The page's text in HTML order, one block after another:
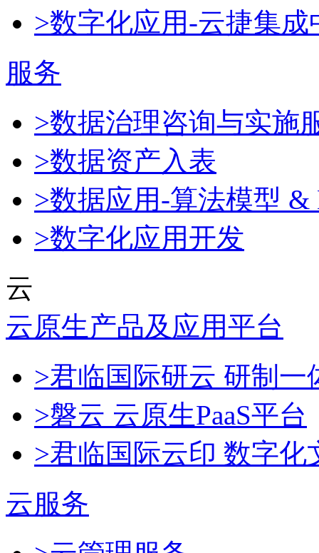
>数字化应用-云捷集成
服务
>数据治理咨询与实施
>数据资产入表
>数据应用-算法模型 &
>数字化应用开发
云
云原生产品及应用平台
>君临国际研云 研制
>磐云 云原生PaaS平台
>君临国际云印 数字化
云服务